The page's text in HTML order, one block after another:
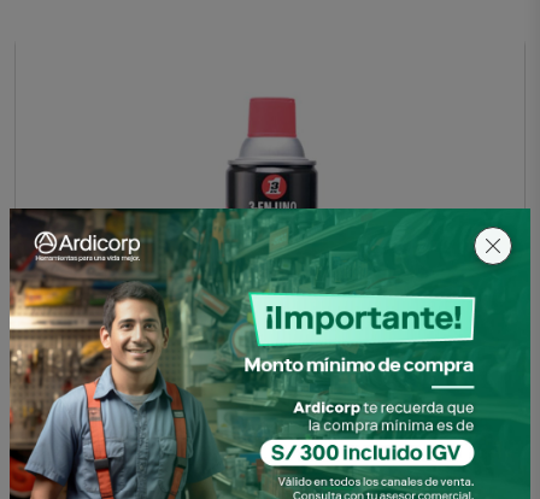
LIMPIA CONTACTOS 7 OZ (273ML) " 3 EN 1 "
SKU: 1610102161005